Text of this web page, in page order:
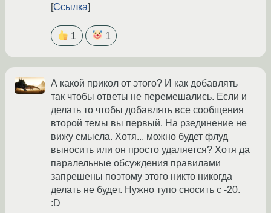
Ссылка
1 1
А какой прикол от этого? И как добавлять
так чтобы ответы не перемешались. Если и
делать то чтобы добавлять все сообщения
второй темы вы первый. На рзединение не
вижу смысла. Хотя... можно будет флуд
выносить или он просто удаляется? Хотя да
паралельные обсуждения правилами
запрешены поэтому этого никто никогда
делать не будет. Нужно тупо сносить с -20.
:D